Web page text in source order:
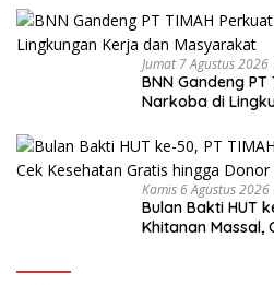
Jumat 7 Agustus 2026
BNN Gandeng
Narkoba di
Kamis 6 Agustus
Bulan Bakti HUT
Khitanan Massal,